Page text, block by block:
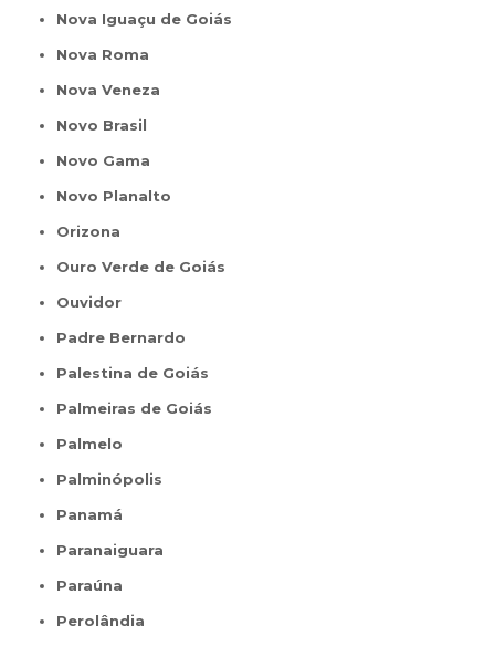
Nova Iguaçu de Goiás
Nova Roma
Nova Veneza
Novo Brasil
Novo Gama
Novo Planalto
Orizona
Ouro Verde de Goiás
Ouvidor
Padre Bernardo
Palestina de Goiás
Palmeiras de Goiás
Palmelo
Palminópolis
Panamá
Paranaiguara
Paraúna
Perolândia